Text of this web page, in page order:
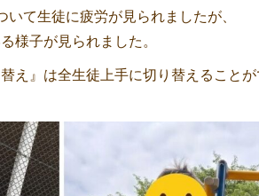
て生徒に疲労が見られましたが、
様子が見られました。
え』は全生徒上手に切り替えること